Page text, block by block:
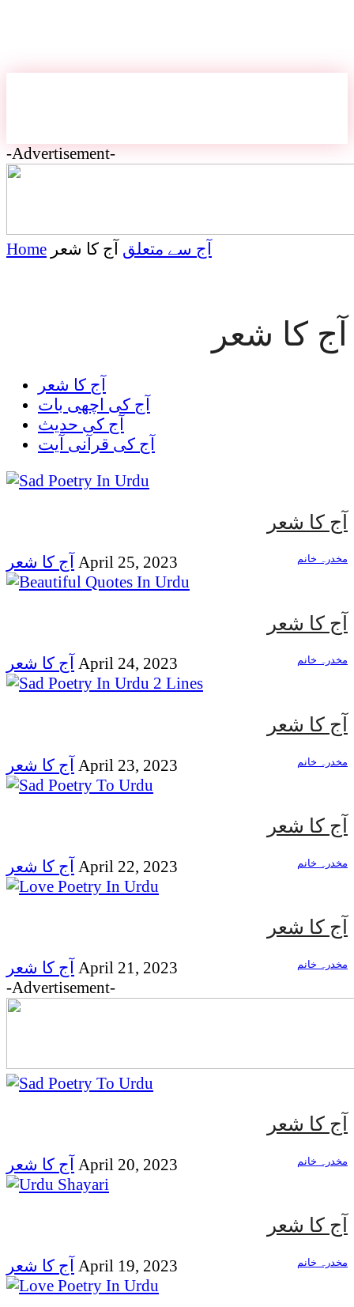
-Advertisement-
Home آج سے متعلق آج کا شعر
آج کا شعر
آج کا شعر
آج کی اچھی بات
آج کی حدیث
آج کی قرآنی آیت
آج کا شعر
آج کا شعر مخدرہ خانم April 25, 2023
آج کا شعر
آج کا شعر مخدرہ خانم April 24, 2023
آج کا شعر
آج کا شعر مخدرہ خانم April 23, 2023
آج کا شعر
آج کا شعر مخدرہ خانم April 22, 2023
آج کا شعر
آج کا شعر مخدرہ خانم
April 21, 2023
-Advertisement-
آج کا شعر
آج کا شعر مخدرہ خانم April 20, 2023
آج کا شعر
آج کا شعر مخدرہ خانم April 19, 2023